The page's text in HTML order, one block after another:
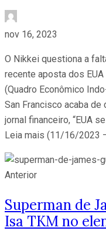
nov 16, 2023
O Nikkei questiona a
recente aposta dos
(Quadro Econômico
San Francisco acaba de
jornal financeiro, “EUA
Leia mais (11/16/2023
Anterior
Superman de
Isa TKM no